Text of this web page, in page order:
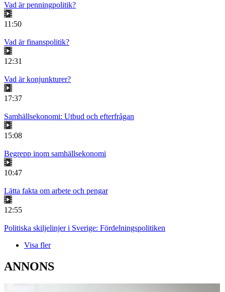
Vad är penningpolitik?
11:50
Vad är finanspolitik?
12:31
Vad är konjunkturer?
17:37
Samhällsekonomi: Utbud och efterfrågan
15:08
Begrepp inom samhällsekonomi
10:47
Lätta fakta om arbete och pengar
12:55
Politiska skiljelinjer i Sverige: Fördelningspolitiken
Visa fler
ANNONS